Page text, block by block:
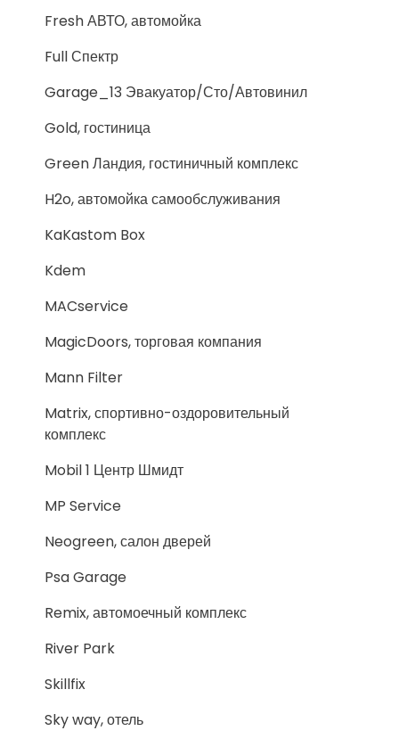
Fresh АВТО, автомойка
Full Спектр
Garage_13 Эвакуатор/Сто/Автовинил
Gold, гостиница
Green Ландия, гостиничный комплекс
H2o, автомойка самообслуживания
KaKastom Box
Kdem
MACservice
MagicDoors, торговая компания
Mann Filter
Matrix, спортивно-оздоровительный
комплекс
Mobil 1 Центр Шмидт
MP Service
Neogreen, салон дверей
Psa Garage
Remix, автомоечный комплекс
River Park
Skillfix
Sky way, отель